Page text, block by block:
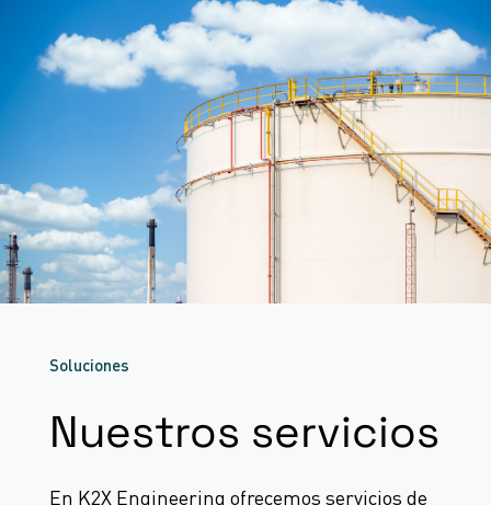
Soluciones
Nuestros servicios
En K2X Engineering ofrecemos servicios de